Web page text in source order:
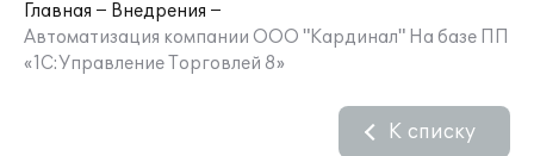
Главная
Внедрения
Автоматизация компании ООО "Кардинал" На базе ПП
«1С:Управление Торговлей 8»
К списку